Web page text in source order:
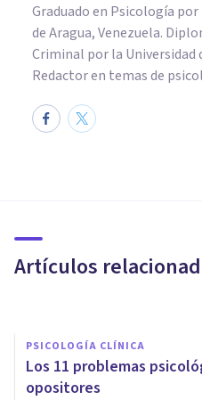
Graduado en Psicología
de Aragua, Venezuela.
Criminal por la Universidad
Redactor en temas de
Artículos
Alexander Lowen
PSICOLOGÍA CLÍNICA
Los 11 problemas
opositores